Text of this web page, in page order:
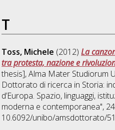
T
Toss, Michele (2012)La
tra protesta, nazione e
thesis], Alma Mater Studiorum
Dottorato di ricerca in Storia:
d’Europa. Spazio, linguaggi,
moderna e contemporanea",
10.6092/unibo/amsdottorato/